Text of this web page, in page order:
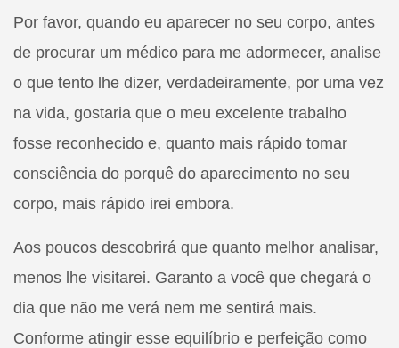
Por favor, quando eu aparecer no seu corpo, antes
de procurar um médico para me adormecer, analise
o que tento lhe dizer, verdadeiramente, por uma vez
na vida, gostaria que o meu excelente trabalho
fosse reconhecido e, quanto mais rápido tomar
consciência do porquê do aparecimento no seu
corpo, mais rápido irei embora.
Aos poucos descobrirá que quanto melhor analisar,
menos lhe visitarei. Garanto a você que chegará o
dia que não me verá nem me sentirá mais.
Conforme atingir esse equilíbrio e perfeição como